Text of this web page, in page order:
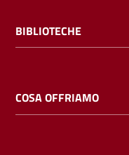
Calendario
BIBLIOTECHE
COSA OFFRIAMO